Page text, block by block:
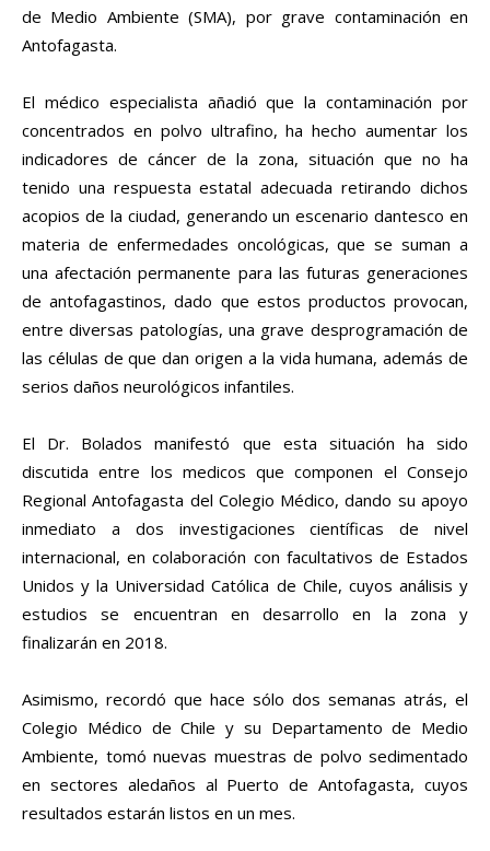
de Medio Ambiente (SMA), por grave contaminación en
Antofagasta.
El médico especialista añadió que la contaminación por
concentrados en polvo ultrafino, ha hecho aumentar los
indicadores de cáncer de la zona, situación que no ha
tenido una respuesta estatal adecuada retirando dichos
acopios de la ciudad, generando un escenario dantesco en
materia de enfermedades oncológicas, que se suman a
una afectación permanente para las futuras generaciones
de antofagastinos, dado que estos productos provocan,
entre diversas patologías, una grave desprogramación de
las células de que dan origen a la vida humana, además de
serios daños neurológicos infantiles.
El Dr. Bolados manifestó que esta situación ha sido
discutida entre los medicos que componen el Consejo
Regional Antofagasta del Colegio Médico, dando su apoyo
inmediato a dos investigaciones científicas de nivel
internacional, en colaboración con facultativos de Estados
Unidos y la Universidad Católica de Chile, cuyos análisis y
estudios se encuentran en desarrollo en la zona y
finalizarán en 2018.
Asimismo, recordó que hace sólo dos semanas atrás, el
Colegio Médico de Chile y su Departamento de Medio
Ambiente, tomó nuevas muestras de polvo sedimentado
en sectores aledaños al Puerto de Antofagasta, cuyos
resultados estarán listos en un mes.